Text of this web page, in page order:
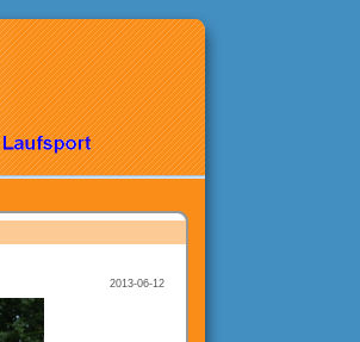
2013-06-12